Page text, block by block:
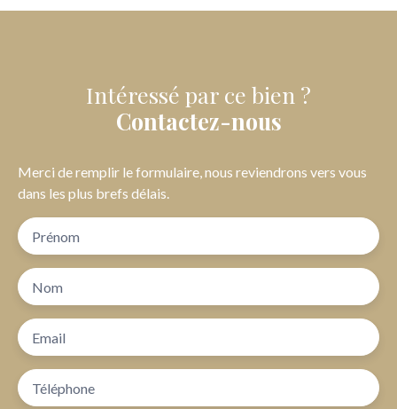
Intéressé par ce bien ?
Contactez-nous
Merci de remplir le formulaire, nous reviendrons vers vous
dans les plus brefs délais.
Prénom
Nom
Email
Téléphone